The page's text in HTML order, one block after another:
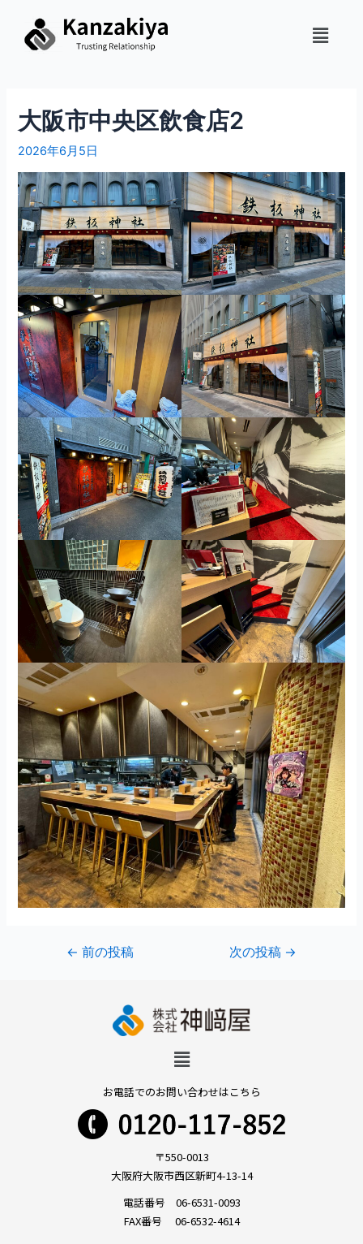
大阪市中央区飲食店2
2026年6月5日
← 前の投稿 次の投稿 →
お電話でのお問い合わせはこちら
〒550-0013
大阪府大阪市西区新町4-13-14
電話番号 06-6531-0093
FAX番号 06-6532-4614